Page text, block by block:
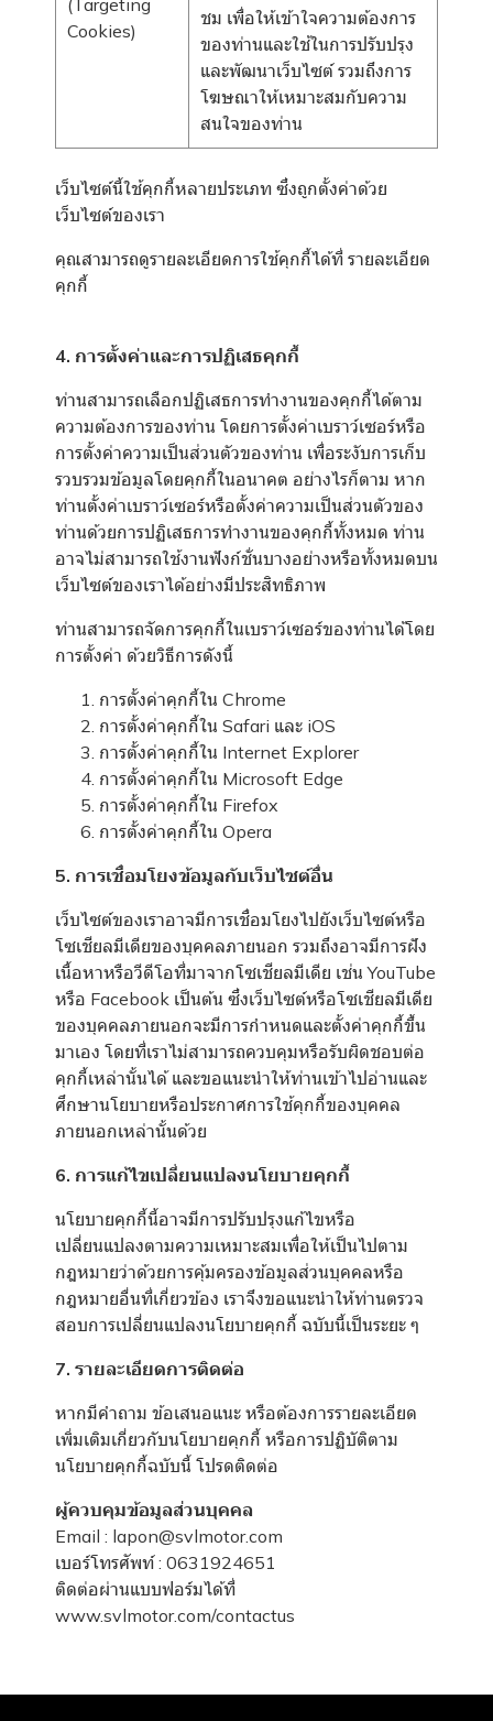
(Targeting
Cookies)
ชม เพื่อให้เข้าใจความต้องการ
ของท่านและใช้ในการปรับปรุง
และพัฒนาเว็บไซต์ รวมถึงการ
โฆษณาให้เหมาะสมกับความ
สนใจของท่าน
เว็บไซต์นี้ใช้คุกกี้หลายประเภท ซึ่งถูกตั้งค่าด้วย
เว็บไซต์ของเรา
คุณสามารถดูรายละเอียดการใช้คุกกี้ได้ที่ รายละเอียด
คุกกี้
4. การตั้งค่าและการปฏิเสธคุกกี้
ท่านสามารถเลือกปฏิเสธการทำงานของคุกกี้ได้ตาม
ความต้องการของท่าน โดยการตั้งค่าเบราว์เซอร์หรือ
การตั้งค่าความเป็นส่วนตัวของท่าน เพื่อระงับการเก็บ
รวบรวมข้อมูลโดยคุกกี้ในอนาคต อย่างไรก็ตาม หาก
ท่านตั้งค่าเบราว์เซอร์หรือตั้งค่าความเป็นส่วนตัวของ
ท่านด้วยการปฏิเสธการทำงานของคุกกี้ทั้งหมด ท่าน
อาจไม่สามารถใช้งานฟังก์ชั่นบางอย่างหรือทั้งหมดบน
เว็บไซต์ของเราได้อย่างมีประสิทธิภาพ
ท่านสามารถจัดการคุกกี้ในเบราว์เซอร์ของท่านได้โดย
การตั้งค่า ด้วยวิธีการดังนี้
การตั้งค่าคุกกี้ใน Chrome
การตั้งค่าคุกกี้ใน Safari และ iOS
การตั้งค่าคุกกี้ใน Internet Explorer
การตั้งค่าคุกกี้ใน Microsoft Edge
การตั้งค่าคุกกี้ใน Firefox
การตั้งค่าคุกกี้ใน Opera
5. การเชื่อมโยงข้อมูลกับเว็บไซต์อื่น
เว็บไซต์ของเราอาจมีการเชื่อมโยงไปยังเว็บไซต์หรือ
โซเชียลมีเดียของบุคคลภายนอก รวมถึงอาจมีการฝัง
เนื้อหาหรือวีดีโอที่มาจากโซเชียลมีเดีย เช่น YouTube
หรือ Facebook เป็นต้น ซึ่งเว็บไซต์หรือโซเชียลมีเดีย
ของบุคคลภายนอกจะมีการกำหนดและตั้งค่าคุกกี้ขึ้น
มาเอง โดยที่เราไม่สามารถควบคุมหรือรับผิดชอบต่อ
คุกกี้เหล่านั้นได้ และขอแนะนำให้ท่านเข้าไปอ่านและ
ศึกษานโยบายหรือประกาศการใช้คุกกี้ของบุคคล
ภายนอกเหล่านั้นด้วย
6. การแก้ไขเปลี่ยนแปลงนโยบายคุกกี้
นโยบายคุกกี้นี้อาจมีการปรับปรุงแก้ไขหรือ
เปลี่ยนแปลงตามความเหมาะสมเพื่อให้เป็นไปตาม
กฎหมายว่าด้วยการคุ้มครองข้อมูลส่วนบุคคลหรือ
กฎหมายอื่นที่เกี่ยวข้อง เราจึงขอแนะนำให้ท่านตรวจ
สอบการเปลี่ยนแปลงนโยบายคุกกี้ ฉบับนี้เป็นระยะ ๆ
7. รายละเอียดการติดต่อ
หากมีคำถาม ข้อเสนอแนะ หรือต้องการรายละเอียด
เพิ่มเติมเกี่ยวกับนโยบายคุกกี้ หรือการปฏิบัติตาม
นโยบายคุกกี้ฉบับนี้ โปรดติดต่อ
ผู้ควบคุมข้อมูลส่วนบุคคล
Email : lapon@svlmotor.com
เบอร์โทรศัพท์ : 0631924651
ติดต่อผ่านแบบฟอร์มได้ที่
www.svlmotor.com/contactus